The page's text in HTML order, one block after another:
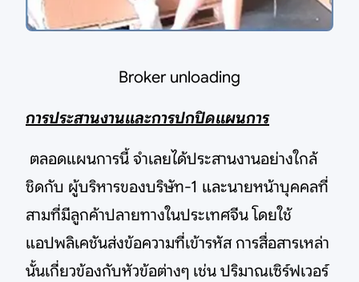
Broker unloading
การประสานงานและการปกปิดแผนการ
ตลอดแผนการนี้ จำเลยได้ประสานงานอย่างใกล้
ชิดกับ ผู้บริหารของบริษัท-1 และนายหน้าบุคคลที่
สามที่มีลูกค้าปลายทางในประเทศจีน โดยใช้
แอปพลิเคชันส่งข้อความที่เข้ารหัส การสื่อสารเหล่า
นั้นเกี่ยวข้องกับหัวข้อต่างๆ เช่น ปริมาณเซิร์ฟเวอร์